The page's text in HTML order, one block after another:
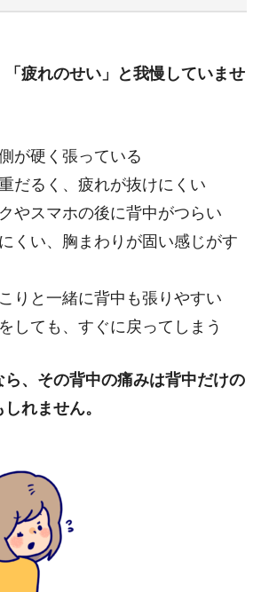
「疲れのせい」と我慢していませ
が硬く張っている
だるく、疲れが抜けにくい
やスマホの後に背中がつらい
くい、胸まわりが固い感じがす
りと一緒に背中も張りやすい
しても、すぐに戻ってしまう
ら、その背中の痛みは背中だけの
れません。